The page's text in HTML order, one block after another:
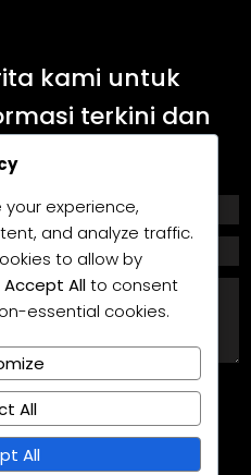
kami untuk
terkini dan
experience,
and analyze traffic.
to allow by
Accept Allto consent
essential cookies.
All
All